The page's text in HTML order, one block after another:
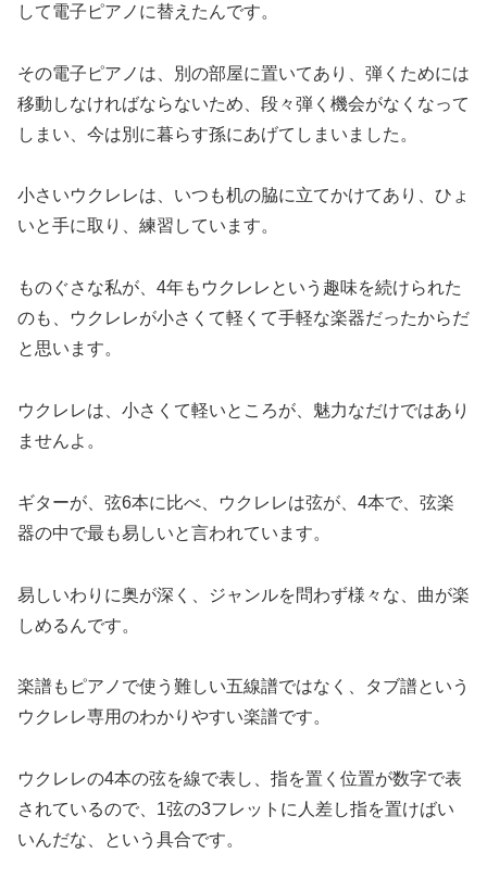
して電子ピアノに替えたんです。
その電子ピアノは、別の部屋に置いてあり、弾くためには
移動しなければならないため、段々弾く機会がなくなって
しまい、今は別に暮らす孫にあげてしまいました。
小さいウクレレは、いつも机の脇に立てかけてあり、ひょ
いと手に取り、練習しています。
ものぐさな私が、4年もウクレレという趣味を続けられた
のも、ウクレレが小さくて軽くて手軽な楽器だったからだ
と思います。
ウクレレは、小さくて軽いところが、魅力なだけではあり
ませんよ。
ギターが、弦6本に比べ、ウクレレは弦が、4本で、弦楽
器の中で最も易しいと言われています。
易しいわりに奥が深く、ジャンルを問わず様々な、曲が楽
しめるんです。
楽譜もピアノで使う難しい五線譜ではなく、タブ譜という
ウクレレ専用のわかりやすい楽譜です。
ウクレレの4本の弦を線で表し、指を置く位置が数字で表
されているので、1弦の3フレットに人差し指を置けばい
いんだな、という具合です。